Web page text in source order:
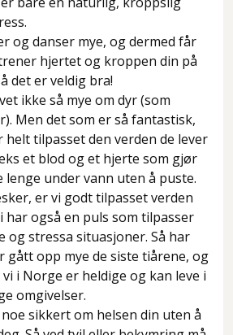
og danser mye, og dermed får
hjertet og kroppen din på
det er veldig bra!
ikke så mye om dyr (som
Men det som er så fantastisk,
helt tilpasset den verden de lever
et blod og et hjerte som gjør
lenge under vann uten å puste.
er vi godt tilpasset verden
har også en puls som tilpasser
og stressa situasjoner. Så har
gått opp mye de siste tiårene, og
i Norge er heldige og kan leve i
omgivelser.
noe sikkert om helsen din uten å